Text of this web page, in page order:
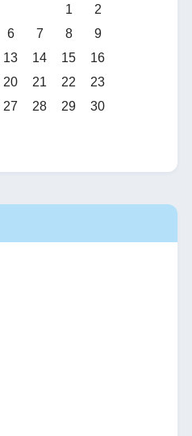
1
2
6 7 8
9
13 14 15
16
20 21 22
23
27 28 29
30